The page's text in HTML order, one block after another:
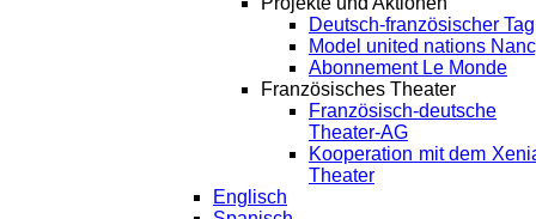
Deutsch-französischer Tag
Model united nations
Abonnement Le Monde
Französisches Theater
Französisch-deutsche
Theater-AG
Kooperation mit dem
Theater
Englisch